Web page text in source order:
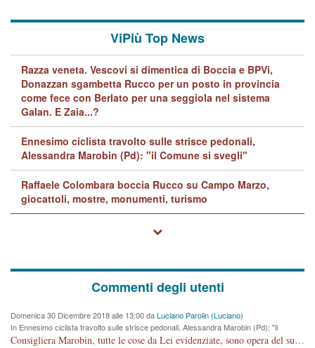
ViPiù Top News
Razza veneta. Vescovi si dimentica di Boccia e BPVi,
Donazzan sgambetta Rucco per un posto in provincia
come fece con Berlato per una seggiola nel sistema
Galan. E Zaia...?
Ennesimo ciclista travolto sulle strisce pedonali,
Alessandra Marobin (Pd): "il Comune si svegli"
Raffaele Colombara boccia Rucco su Campo Marzo,
giocattoli, mostre, monumenti, turismo
Commenti degli utenti
Domenica 30 Dicembre 2018 alle 13:00 daLuciano Parolin (Luciano)
In Ennesimo ciclista travolto sulle strisce pedonali, Alessandra Marobin (Pd): "il
Comune si svegli"
Consigliera Marobin, tutte le cose da Lei evidenziate, sono opera del suo ex Assessore e compagno di Partito Antonio Marco Dalla Pozza Assessore alla "progettazione" di piste ciclabili e altre porcherie. A lui manderei il conto da saldare per incidenti e danni alle persone. E' ora che "finiamola." Avete perso rassegnatevi. qui IL SINDACO RUCCO NON C'ENTRA PER NIENTE. CAPITO!!!!!!!! Amen.